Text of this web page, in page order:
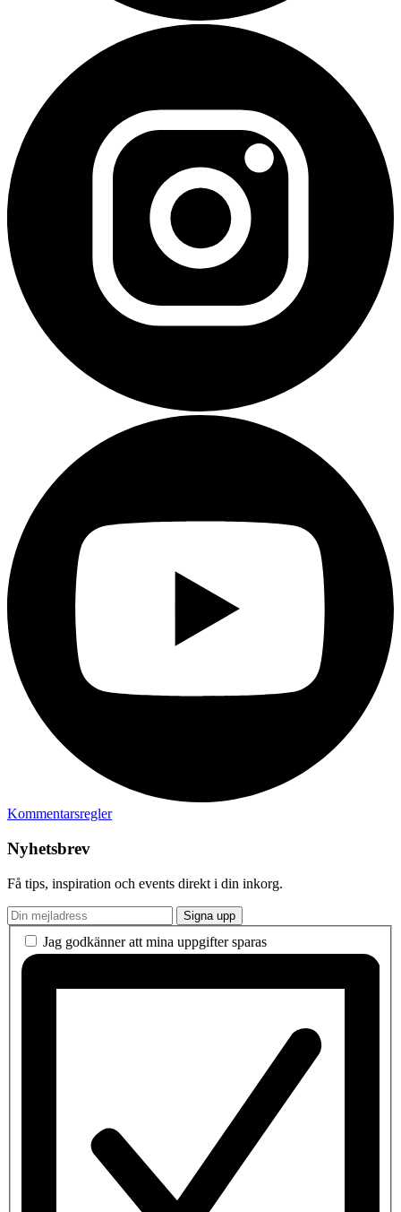
Kommentarsregler
Nyhetsbrev
Få tips, inspiration och events direkt i din inkorg.
Signa upp
Jag godkänner att mina uppgifter sparas